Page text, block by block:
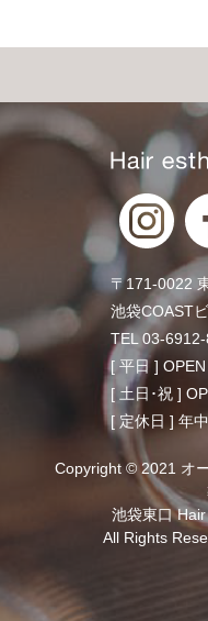
〒171-0022
池袋COAST
TEL 03-
[ 平日 ]
[ 土日･祝 ]
[ 定休日 ] 年
Copyright © 2021 オ
池袋東口 Hair
All Rights